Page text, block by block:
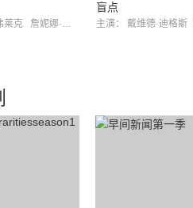
莱克 詹妮娜·加万卡
盲点
主演： 戴维德·迪格斯